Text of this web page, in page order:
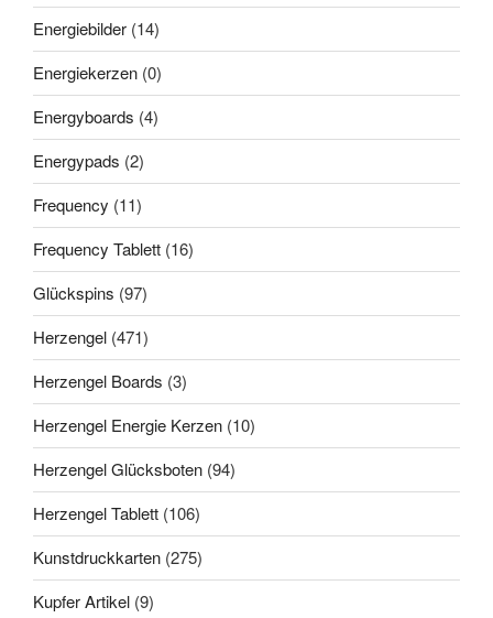
Energiebilder (14)
Energiekerzen (0)
Energyboards (4)
Energypads (2)
Frequency (11)
Frequency Tablett (16)
Glückspins (97)
Herzengel (471)
Herzengel Boards (3)
Herzengel Energie Kerzen (10)
Herzengel Glücksboten (94)
Herzengel Tablett (106)
Kunstdruckkarten (275)
Kupfer Artikel (9)